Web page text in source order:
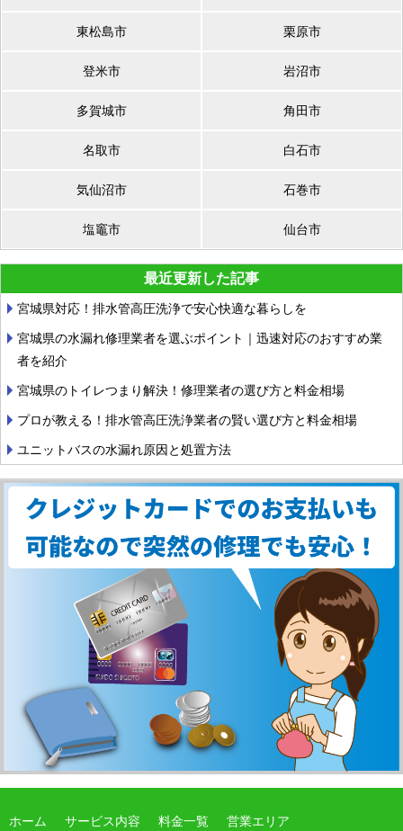
東松島市 栗原市
登米市 岩沼市
多賀城市 角田市
名取市 白石市
気仙沼市 石巻市
塩竈市 仙台市
最近更新した記事
宮城県対応！排水管高圧洗浄で安心快適な暮らしを
宮城県の水漏れ修理業者を選ぶポイント｜迅速対応のおすすめ業
者を紹介
宮城県のトイレつまり解決！修理業者の選び方と料金相場
プロが教える！排水管高圧洗浄業者の賢い選び方と料金相場
ユニットバスの水漏れ原因と処置方法
ホーム サービス内容 料金一覧 営業エリア